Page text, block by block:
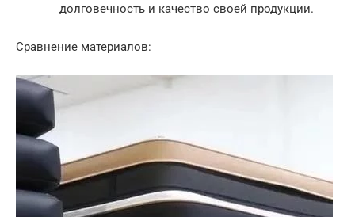
долговечность и качество своей продукции.
Сравнение материалов: